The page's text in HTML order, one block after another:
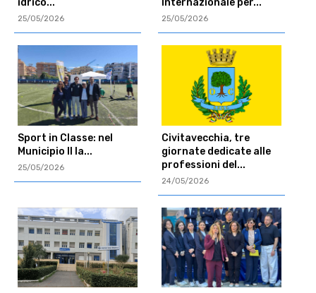
idrico...
25/05/2026
Internazionale per...
25/05/2026
Sport in Classe: nel
Municipio II la...
25/05/2026
Civitavecchia, tre
giornate dedicate alle
professioni del...
24/05/2026